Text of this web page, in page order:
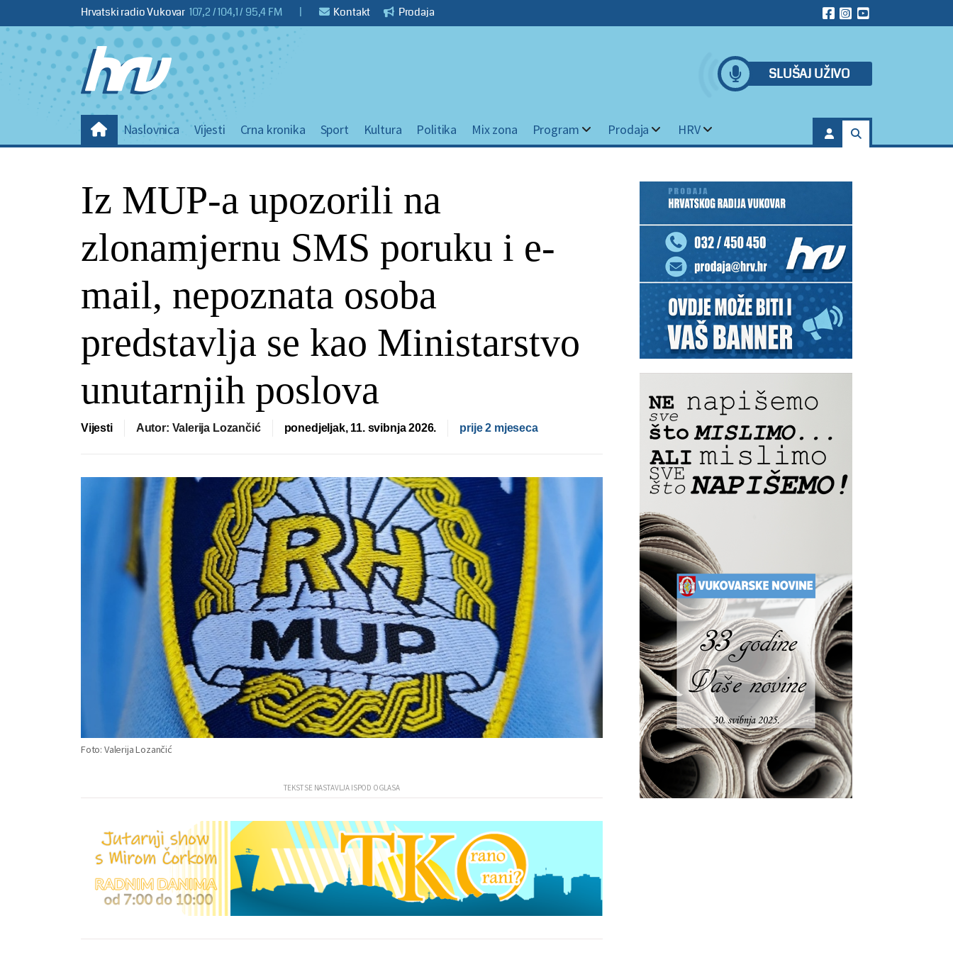
Hrvatski radio Vukovar 107,2 / 104,1 / 95,4 FM | Kontakt Prodaja
SLUŠAJ UŽIVO
Naslovnica Vijesti Crna kronika Sport Kultura Politika Mix zona Program Prodaja HRV
Iz MUP-a upozorili na
zlonamjernu SMS poruku i e-
mail, nepoznata osoba
predstavlja se kao Ministarstvo
unutarnjih poslova
Vijesti Autor: Valerija Lozančić ponedjeljak, 11. svibnja 2026. prije 2 mjeseca
Foto: Valerija Lozančić